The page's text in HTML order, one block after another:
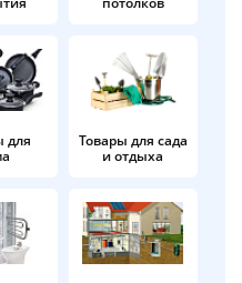
для
Товары для сада
и отдыха